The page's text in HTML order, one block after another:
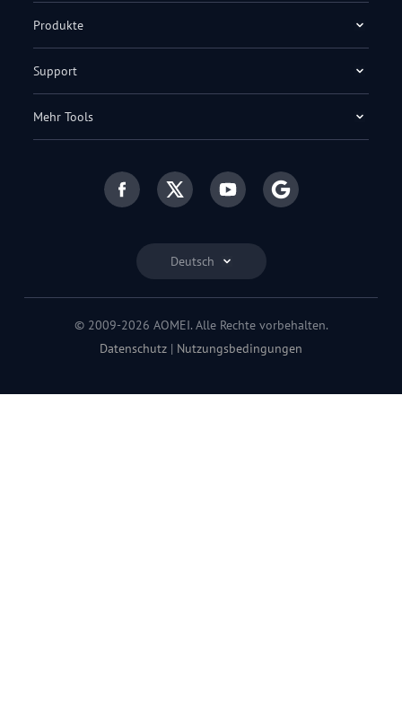
Deutsch
Produkte
Support
Mehr Tools
© 2009-2026 AOMEI. Alle Rechte vorbehalten.
Datenschutz | Nutzungsbedingungen